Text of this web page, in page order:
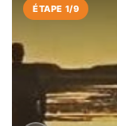
ÉTAPE 1/9